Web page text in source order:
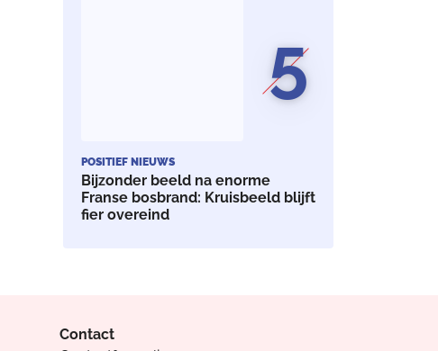
5
POSITIEF NIEUWS
Bijzonder beeld na enorme
Franse bosbrand: Kruisbeeld blijft
fier overeind
Contact